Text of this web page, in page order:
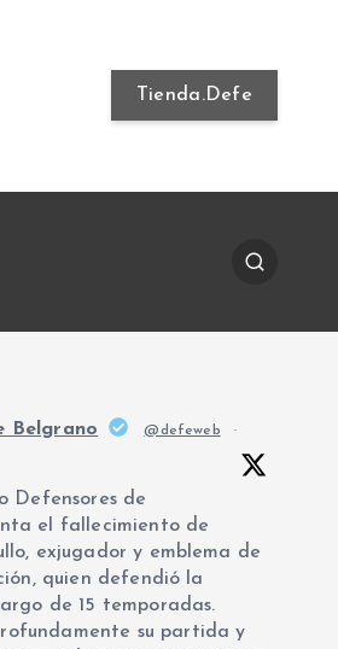
Tienda.Defe
Belgrano @defeweb ·
Defensores de
el fallecimiento de
exjugador y emblema de
quien defendió la
de 15 temporadas.
su partida y